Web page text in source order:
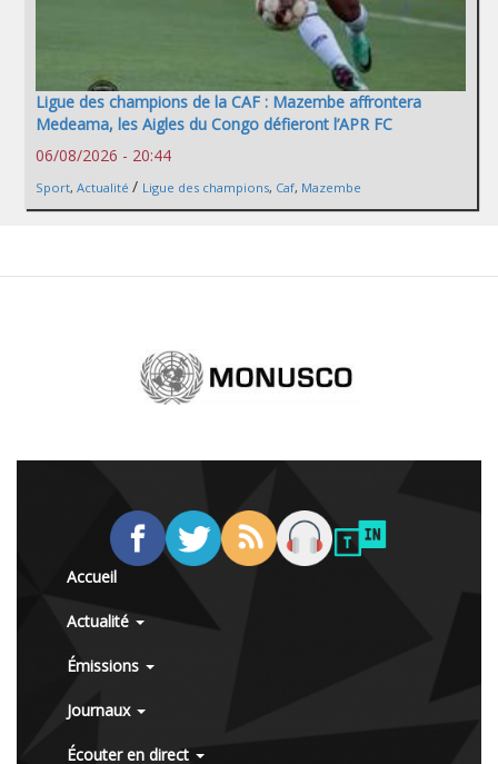
Ligue des champions de la CAF : Mazembe affrontera
Medeama, les Aigles du Congo défieront l’APR FC
06/08/2026 - 20:44
Sport, Actualité / Ligue des champions, Caf, Mazembe
Accueil
Actualité
Émissions
Journaux
Écouter en direct